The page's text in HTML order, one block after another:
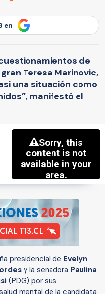
en
de
Teresa Marinovic,
una situación como
manifestó el
presidencial de Evelyn
y la senadora Paulina
(PDG) por sus
mental de la candidata